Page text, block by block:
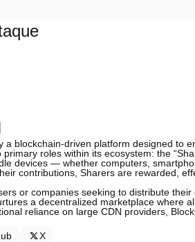
a blockchain-driven platform designed to
roles within its ecosystem: the
devices — whether computers,
contributions, Sharers are rewarded,
or companies seeking to distribute
a decentralized marketplace where
reliance on large CDN providers,
X